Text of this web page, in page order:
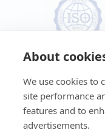
About
We use cookies to
site performance
features and to
advertisements.